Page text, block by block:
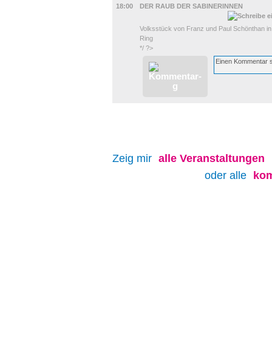
18:00
DER RAUB DER SABINERINNEN
Volksstück von Franz und Paul Schönthan
Ring
*/ ?>
Zeig mir alle Veranstaltungen
oder alle